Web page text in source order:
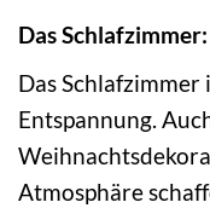
Das
Das
Entspannung.
Atmosphäre